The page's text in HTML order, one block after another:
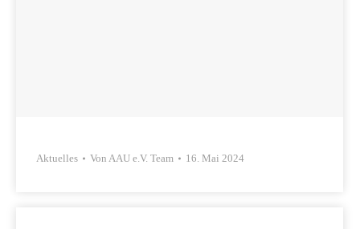
Aktuelles Von AAU e.V. Team 16. Mai 2024